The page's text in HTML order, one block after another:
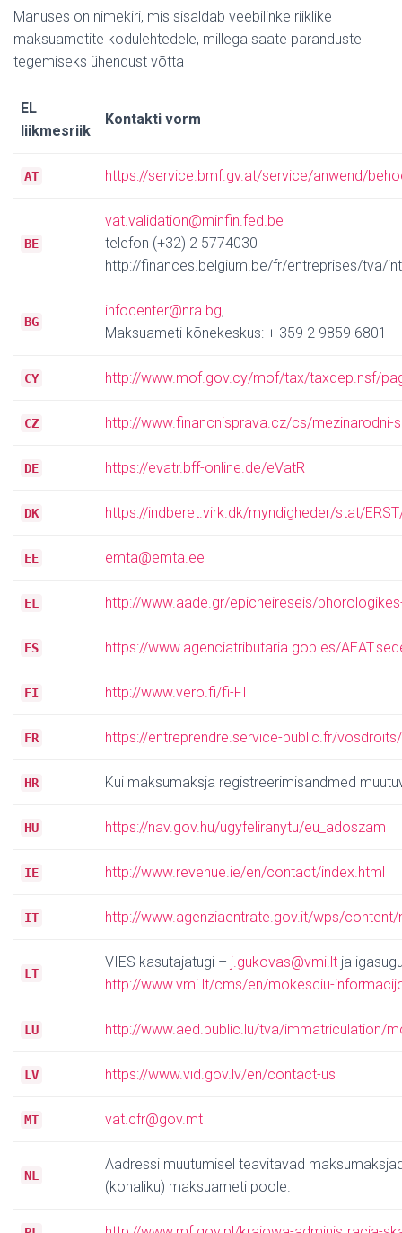
Manuses on nimekiri, mis sisaldab veebilinke riiklike
maksuametite kodulehtedele, millega saate paranduste
tegemiseks ühendust võtta
EL
liikmesriik
Kontakti vorm
AT https://service.bmf.gv.at/service/anwend/
BE
vat.validation@minfin.fed.be
telefon (+32) 2 5774030
http://finances.belgium.be/fr/entreprises/tva/
BG
infocenter@nra.bg,
Maksuameti kõnekeskus: + 359 2 9859 6801
CY http://www.mof.gov.cy/mof/tax/taxdep.nsf/
CZ http://www.financnisprava.cz/cs/
DE https://evatr.bff-online.de/eVatR
DK https://indberet.virk.dk/myndigheder/stat/
EE emta@emta.ee
EL http://www.aade.gr/epicheireseis/
ES https://www.agenciatributaria.gob.es/
FI http://www.vero.fi/fi-FI
FR https://entreprendre.service-public.fr/
HR Kui maksumaksja registreerimisandmed
HU https://nav.gov.hu/ugyfeliranytu/eu_adoszam
IE http://www.revenue.ie/en/contact/index.html
IT http://www.agenziaentrate.gov.it/wps/
LT
VIES kasutajatugi – j.gukovas@vmi.lt ja
http://www.vmi.lt/cms/en/mokesciu-
LU http://www.aed.public.lu/tva/immatriculation/
LV https://www.vid.gov.lv/en/contact-us
MT vat.cfr@gov.mt
NL
Aadressi muutumisel teavitavad
(kohaliku) maksuameti poole.